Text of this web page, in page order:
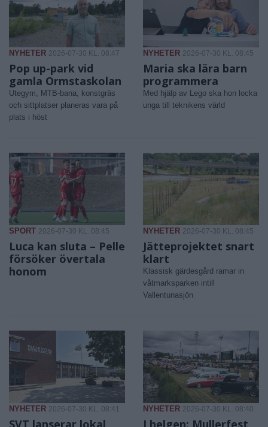
NYHETER 2026-07-30 KL. 08:47
Pop up-park vid
gamla Ormstaskolan
Utegym, MTB-bana, konstgräs
och sittplatser planeras vara på
plats i höst
NYHETER 2026-07-30 KL. 08:45
Maria ska lära barn
programmera
Med hjälp av Lego ska hon locka
unga till teknikens värld
SPORT 2026-07-30 KL. 08:45
Luca kan sluta – Pelle
försöker övertala
honom
NYHETER 2026-07-30 KL. 08:45
Jätteprojektet snart
klart
Klassisk gärdesgård ramar in
våtmarksparken intill
Vallentunasjön
NYHETER 2026-07-30 KL. 08:41 NYHETER 2026-07-30 KL. 08:40